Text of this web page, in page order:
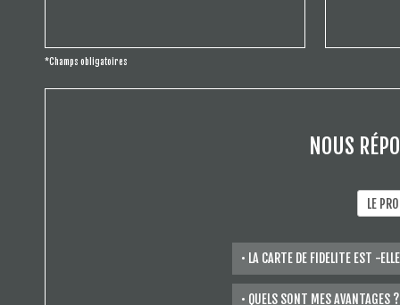
*Champs obligatoires
NOUS
• LA CARTE DE FIDELITE EST -
La carte de fidélité est gratuite
délivrée gracieusement sans
• QUELS SONT MES AVANTAGES ?